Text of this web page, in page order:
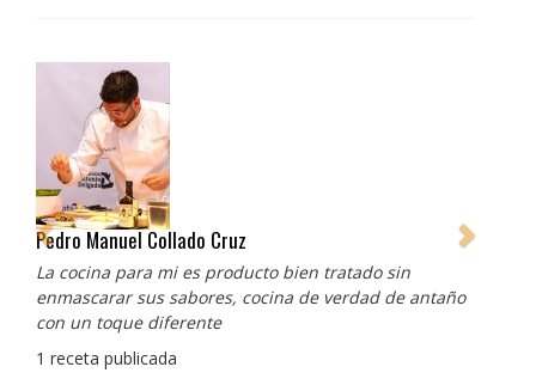
Pedro Manuel Collado Cruz
La cocina para mi es producto bien tratado sin
enmascarar sus sabores, cocina de verdad de antaño
con un toque diferente
1 receta publicada